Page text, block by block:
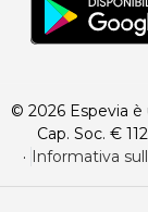
© 2026 Espevia è
Cap. Soc. €
· Informativa